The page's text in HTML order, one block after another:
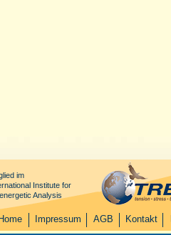
im
Institute for
Analysis
Home Impressum AGB Kontakt